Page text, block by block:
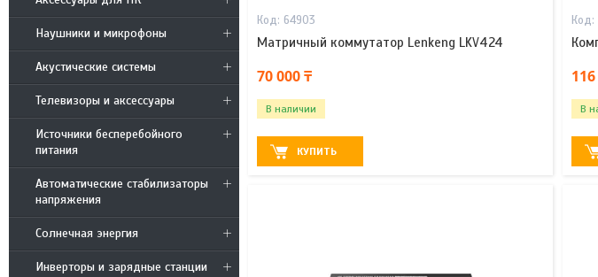
Наушники и микрофоны
Акустические системы
Телевизоры и аксессуары
Источники бесперебойного
питания
Автоматические стабилизаторы
напряжения
Солнечная энергия
Инверторы и зарядные станции
64903
Матричный коммутатор Lenkeng LKV424
70 000 ₸
В наличии
КУПИТЬ
В